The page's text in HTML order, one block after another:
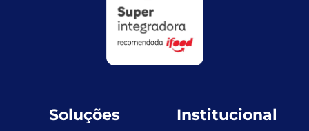
Soluções Institucional